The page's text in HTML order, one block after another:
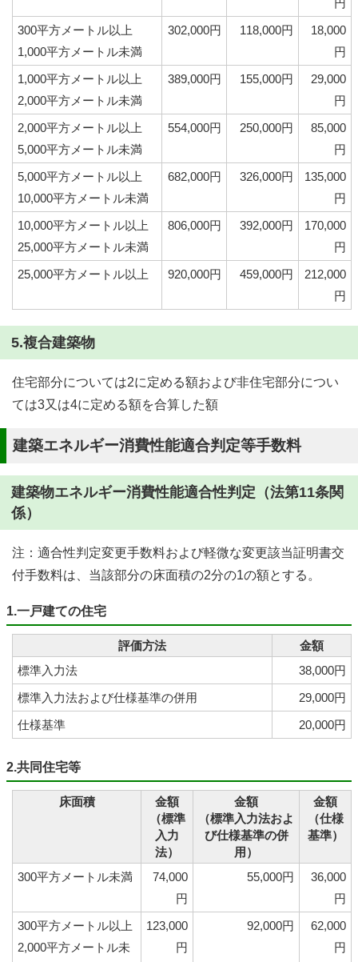
円
300平方メートル以上
1,000平方メートル未満
302,000円 118,000円
18,000
円
1,000平方メートル以上
2,000平方メートル未満
389,000円 155,000円
29,000
円
2,000平方メートル以上
5,000平方メートル未満
554,000円 250,000円
85,000
円
5,000平方メートル以上
10,000平方メートル未満
682,000円 326,000円
135,000
円
10,000平方メートル以上
25,000平方メートル未満
806,000円 392,000円
170,000
円
25,000平方メートル以上
920,000円 459,000円
212,000
円
5.複合建築物
住宅部分については2に定める額および非住宅部分につい
ては3又は4に定める額を合算した額
建築エネルギー消費性能適合判定等手数料
建築物エネルギー消費性能適合性判定（法第11条関
係）
注：適合性判定変更手数料および軽微な変更該当証明書交
付手数料は、当該部分の床面積の2分の1の額とする。
1.一戸建ての住宅
評価方法
金額
標準入力法
38,000円
標準入力法および仕様基準の併用
29,000円
仕様基準
20,000円
2.共同住宅等
床面積
金額
（標準
入力
法）
金額
（標準入力法およ
び仕様基準の併
用）
金額
（仕様
基準）
300平方メートル未満
74,000
円
55,000円
36,000
円
300平方メートル以上
2,000平方メートル未
123,000
円
92,000円
62,000
円